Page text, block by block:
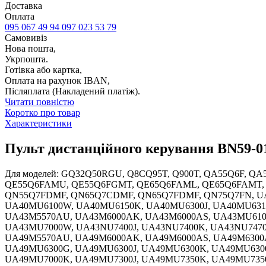
Доставка
Оплата
095 067 49 94 097 023 53 79
Самовивіз
Нова пошта,
Укрпошта.
Готівка або картка,
Оплата на рахунок IBAN,
Післяплата (Накладений платіж).
Читати повністю
Коротко про товар
Характеристики
Пульт дистанційного керування BN59-
Для моделей: GQ32Q50RGU, Q8CQ95T, Q900T, QA55Q6F, QA55Q6FAMW, QA55Q6FNAW, QA65Q60RAW, QA65Q8FNAW, QA75Q7FNAW, QE32Q50RAU, QE55Q6FAML, QE55Q6FAMT, QE55Q6FAMU, QE55Q6FGMT, QE65Q6FAML, QE65Q6FAMT, QE65Q6FGMT, QN49Q6, QN55Q6FAMF, QN55Q6FAMG, QN55Q6FAMK, QN55Q6FAMP, QN55Q70RAF, QN55Q7CDMF, QN55Q7FDMF, QN65Q7CDMF, QN65Q7FDMF, QN75Q7FN, UA32M5500AK, UA32M5500AS, UA32M5500AW, UA32M5570AU, UA40MU6100G, UA40MU6100K, UA40MU6100S, UA40MU6100W, UA40MU6150K, UA40MU6300J, UA40MU6310J, UA40MU6400K, UA40MU7000W, UA43M5500AG, UA43M5500AK, UA43M5500AS, UA43M5500AW, UA43M5520AK, UA43M5570AU, UA43M6000AK, UA43M6000AS, UA43MU6100K, UA43MU6100S, UA43MU6100W, UA43MU6150K, UA43MU6400K, UA43MU6470U, UA43MU7000K, UA43MU7000S, UA43MU7000W, UA43NU7400J, UA43NU7400K, UA43NU7470U, UA43NU7800K, UA49K6500AK, UA49KU7000W, UA49M5500AG, UA49M5500AK, UA49M5500AW, UA49M5520AK, UA49M5570AU, UA49M6000AK, UA49M6000AS, UA49M6300AG, UA49M6300AK, UA49M6500AK, UA49M6500AS, UA49MU6100G, UA49MU6100K, UA49MU6100S, UA49MU6100W, UA49MU6300G, UA49MU6300J, UA49MU6300K, UA49MU6300S, UA49MU6300W, UA49MU6310J, UA49MU6400K, UA49MU6400S, UA49MU6470U, UA49MU6500K, UA49MU6900J, UA49MU7000K, UA49MU7300J, UA49MU7350K, UA49MU7350S, UA49MU7350W, UA49MU8000K, UA49MU8800J, UA49NU7500K, UA49NU8000J, UA49NU8000K, UA50MU6100G, UA50MU6100K, UA50MU6100S, UA50MU6100W, UA50MU6150K, UA50MU7000K, UA50MU7000S, UA50MU7000W, UA50NU7400K, UA50NU7470U, UA50NU7800K, UA55K6500AK, UA55KS8000W, UA55M5500AG, UA55M5500AK, UA55M5520AK, UA55M5570AU, UA55M6000AK, UA55M6000AS, UA55M6300AG, UA55M6300AK, UA55M6500AK, UA55M6500AS, UA55MU6100G, UA55MU6100K, UA55MU6100S, UA55MU6100W, UA55MU6300G, UA55MU6300J, UA55MU6300K, UA55MU6300S, UA55MU6300W, UA55MU6400K, UA55MU6400S, UA55MU6400W, UA55MU6470U, UA55MU6500K, UA55MU6500W, UA55MU6900J, UA55MU7000G, UA55MU7000K, UA55MU7000S, UA55MU7000W, UA55MU7300J, UA55MU7350K, UA55MU7350S, UA55MU7350W, UA55MU7500K, UA55MU8000G, UA55MU8000K, UA55MU8000S, UA55MU8000W, UA55MU8500K, UA55MU8500S, UA55MU9000K, UA55MU9000W, UA55MU9500K, UA55MU9800J, UA55NU7400K, UA55NU7400S, UA55NU7400W, UA55NU7470U, UA55NU7500K, UA55NU8000G, UA55NU8000J, UA55NU8000K, UA55NU8000R, UA55NU8000S, UA55NU8000W, UA55NU8500G, UA55NU8500K, UA55NU8500S, UA55NU8500W, UA65MU6100, UA65MU6100G, UA65MU6100K, UA65MU6100S, UA65MU6100W, UA65MU6300G, UA65MU6300J, UA65MU6300K, UA65MU6300S, UA65MU6300W, UA65MU6400K, UA65MU6400S, UA65MU6400W, UA65MU6470U, UA65MU6500K, UA65MU6500W, UA65MU7000G, UA65MU7000K, UA65MU7000S, UA65MU7000W, UA65MU7300J, UA65MU7350K, UA65MU7350S, UA65MU7500K, UA65MU8000G, UA65MU8000K, UA65MU8000S, UA65MU8000W, UA65MU8500K, UA65MU8500S, UA65MU9000K, UA65MU9000S, UA65MU9000W, UA65MU9500K, UA65MU9800J, UA65NU7400K, UA65NU7400S, UA65NU7400W, UA65NU7470U, UA65NU7500K, UA65NU8000G, UA65NU8000J, UA65NU8000K, UA65NU8000R, UA65NU8000S, UA65NU8000W, UA65NU8500G, UA65NU8500K, UA65NU8500W, UA75MU6100G, UA75MU6100K, UA75MU6100S, UA75MU6100W, UA75MU7000K, UA75MU7000S, UA75MU7000W, UA75MU8000K, UA75NU8000K, UA75NU8000R, UA75NU8000S, UA75NU8000W, UA75TU8000W, UA82MU7000G, UA82MU7000K, UA82MU7000S, UA82MU7000W, UA82MU7300J, UA82MU8000K, UA82NU8000G, UA82NU8000J, UA82NU8000K, UA82NU8000R, UA82NU8000S, UA82NU8000W, UA82TU8000W, UE32M5500AK, UE32M5500AU, UE32M5500AW, UE32M5502AK,